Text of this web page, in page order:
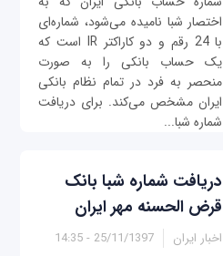
اختصار شبا نامیده می‌شود، شماره‌ای
با 24 رقم و دو کاراکتر IR است که
یک حساب بانکی را به صورت
منحصر به فرد در تمام نظام بانکی
ایران مشخص می‌کند. برای دریافت
شماره شبا...
دریافت شماره شبا بانک
قرض الحسنه مهر ایران
اخبار ایران 25/11/1397 - 14:35